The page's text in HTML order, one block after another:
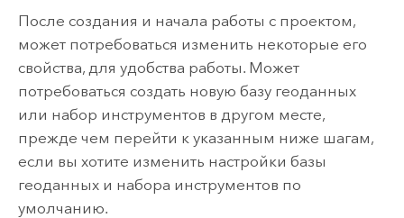
После создания и начала работы с проектом,
может потребоваться изменить некоторые его
свойства, для удобства работы. Может
потребоваться создать новую базу геоданных
или набор инструментов в другом месте,
прежде чем перейти к указанным ниже шагам,
если вы хотите изменить настройки базы
геоданных и набора инструментов по
умолчанию.